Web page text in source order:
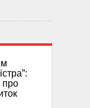
про